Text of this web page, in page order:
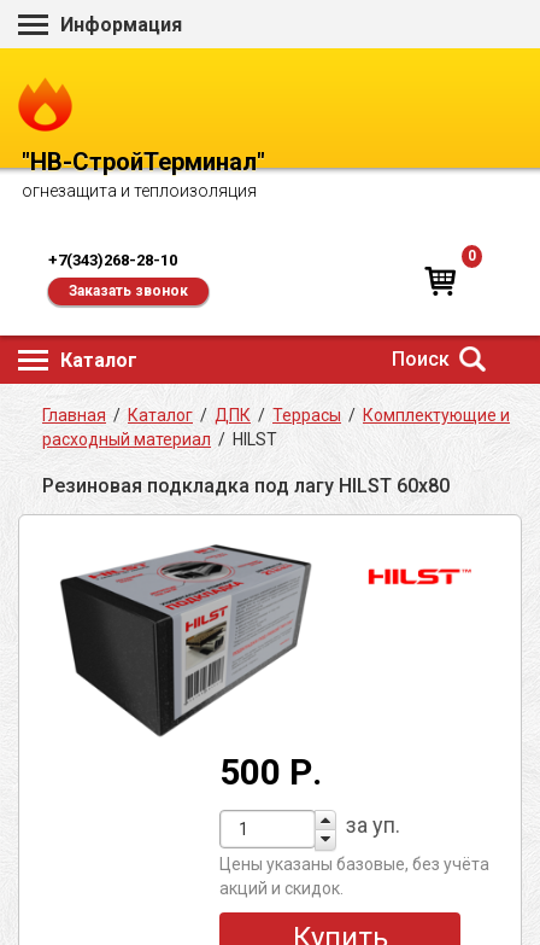
Информация
"НВ-СтройТерминал"
огнезащита и теплоизоляция
+7(343)268-28-10
Заказать звонок
0
Каталог Поиск
Главная / Каталог / ДПК / Террасы / Комплектующие и
расходный материал / HILST
Резиновая подкладка под лагу HILST 60х80
500 Р.
за уп.
Цены указаны базовые, без учёта
акций и скидок.
Купить